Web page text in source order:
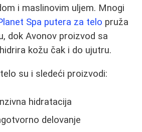
i maslinovim uljem. Mnogi
Spa putera za telo pruža
dok Avonov proizvod sa
kožu čak i do ujutru.
su i sledeći proizvodi:
hidratacija
delovanje